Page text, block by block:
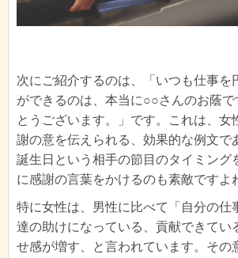
次にご紹介するのは、「いつも仕事を
ができるのは、本当に○○さんのお蔭
とうございます。」です。これは、女
謝の意を伝えられる、効果的な例文で
誕生日という相手の節目のタイミング
に感謝の言葉をかけるのも素敵ですよ
特に女性は、男性に比べて「自分の仕
達の助けになっている、貢献できてい
せ感が増す、と言われています。その